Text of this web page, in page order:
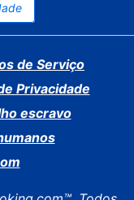
de Serviço
Privacidade
escravo